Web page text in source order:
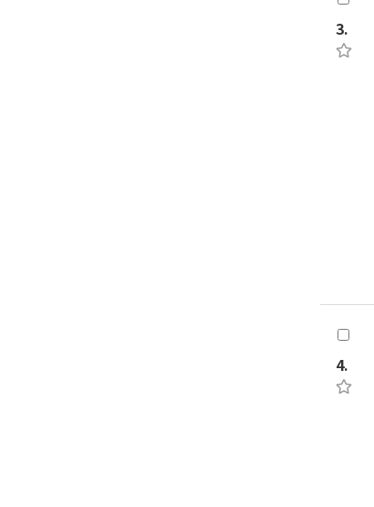
3.
4.